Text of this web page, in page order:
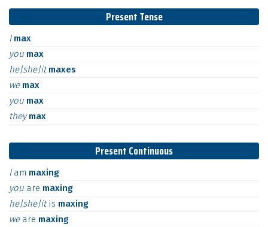
Present Tense
I max
you max
he|she|itmaxes
we max
you max
theymax
Present Continuous
I am maxing
you are maxing
he|she|itis maxing
we are maxing